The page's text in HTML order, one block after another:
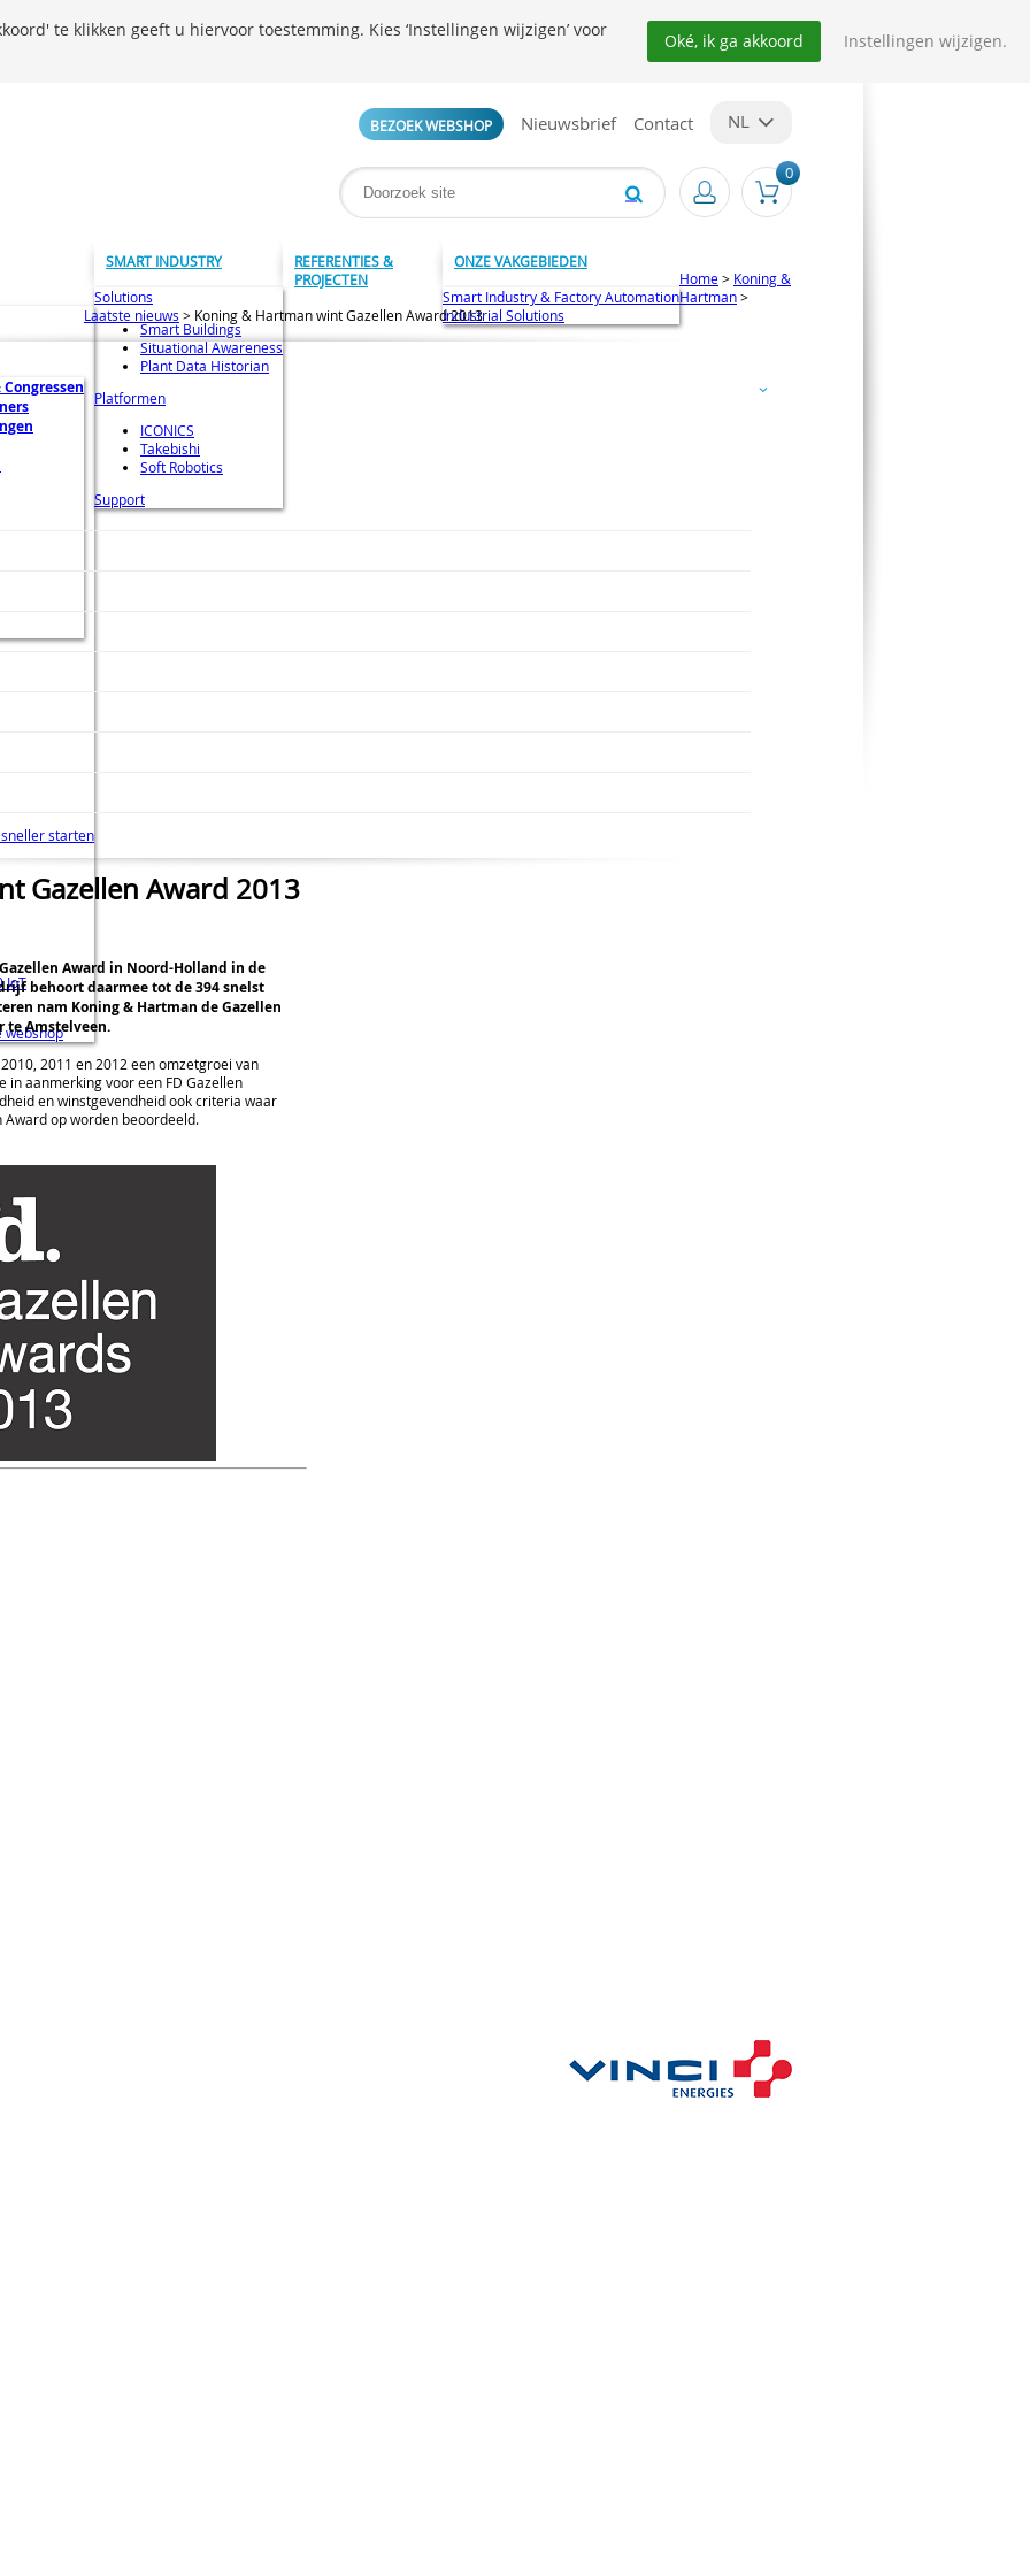
BEZOEK WEBSHOP Nieuwsbrief Contact NL
0
starten
IoT
webshop
SMART INDUSTRY
Solutions
Smart Buildings
Situational Awareness
Plant Data Historian
Platformen
ICONICS
Takebishi
Soft Robotics
Support
REFERENTIES &
PROJECTEN
ONZE VAKGEBIEDEN
Smart Industry & Factory Automation
Industrial Solutions
Home> Koning &
Hartman>
Laatste nieuws > Koning & Hartman wint Gazellen Award 2013
Gazellen Award 2013
Award in Noord-Holland in de
behoort daarmee tot de 394 snelst
nam Koning & Hartman de Gazellen
te Amstelveen.
2011 en 2012 een omzetgroei van
in aanmerking voor een FD Gazellen
en winstgevendheid ook criteria waar
op worden beoordeeld.
te klikken geeft u hiervoor toestemming. Kies ‘Instellingen wijzigen’ voor
Oké, ik ga akkoord Instellingen wijzigen.